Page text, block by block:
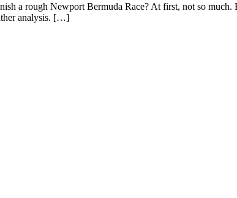
a rough Newport Bermuda Race? At first, not so
analysis. […]